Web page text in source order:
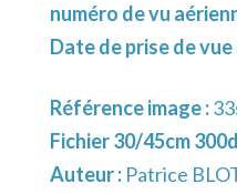
numéro de vu
Date de prise de vue
Référence image :
Fichier 30/45cm
Auteur : Patrice